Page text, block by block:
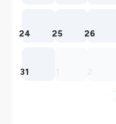
24 25 26
31